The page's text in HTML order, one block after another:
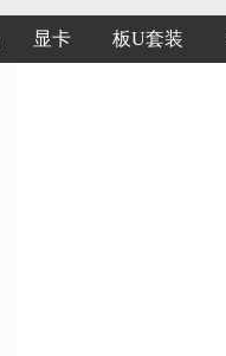
板U套装
显卡